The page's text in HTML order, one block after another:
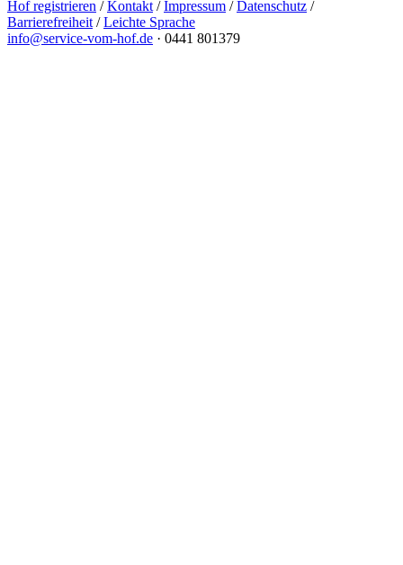
Hof registrieren /Kontakt /Impressum /Datenschutz /
Barrierefreiheit /Leichte Sprache
info@service-vom-hof.de · 0441 801379